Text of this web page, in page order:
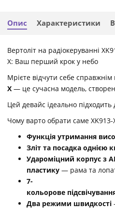
Опис Характеристики
Вертоліт на радіокеруванні
X: Ваш перший крок у небо
Мрієте відчути себе
X — це сучасна модель,
Цей девайс ідеально
Чому варто обрати саме XK913-
Функція утримання
Зліт та посадка однією
Удароміцний корпус з
пластику — рама та
7-
кольорове
Два режими швидкості